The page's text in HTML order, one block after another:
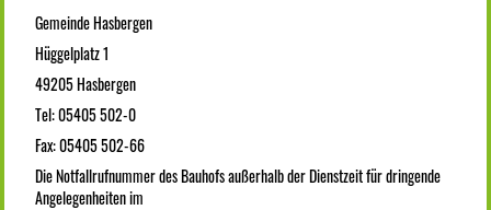
Gemeinde Hasbergen
Hüggelplatz 1
49205 Hasbergen
Tel: 05405 502-0
Fax: 05405 502-66
Die Notfallrufnummer des Bauhofs außerhalb der Dienstzeit für dringende
Angelegenheiten im